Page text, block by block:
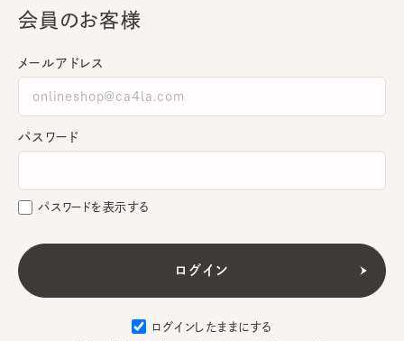
会員のお客様
メールアドレス
パスワード
パスワードを表示する
ログインしたままにする